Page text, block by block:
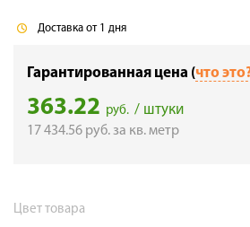
Доставка от 1 дня
Гарантированная цена (что
363.22 руб. / штуки
17 434.56 руб.за кв. метр
Цвет товара